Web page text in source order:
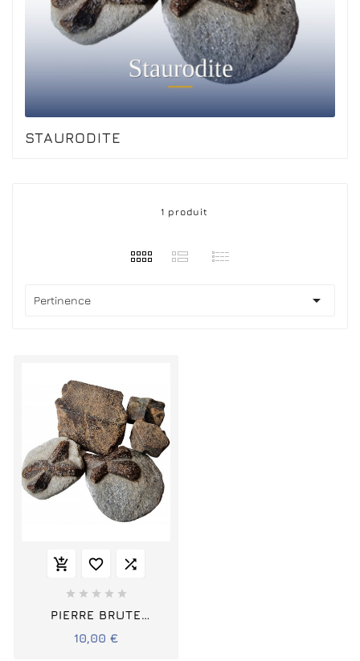
STAURODITE
1 produit
Pertinence 
  
    
PIERRE BRUTE
DE RUSSIE"
10,00 €